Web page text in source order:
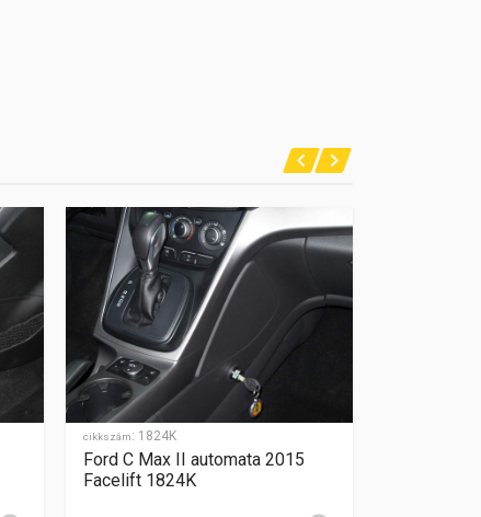
cikkszám: 1824K
Ford C Max II automata 2015
Facelift 1824K